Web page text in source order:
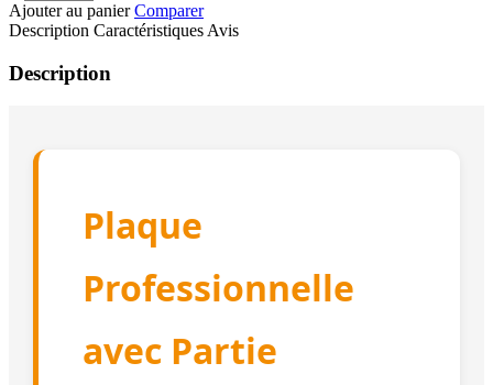
Ajouter au panier Comparer
Description Caractéristiques Avis
Description
Plaque
Professionnelle
avec Partie